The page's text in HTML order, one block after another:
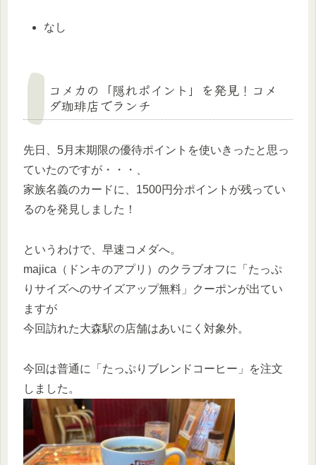
なし
コメカの「隠れポイント」を発見！コメ
ダ珈琲店でランチ
先日、5月末期限の優待ポイントを使いきったと思っ
ていたのですが・・・、
家族名義のカードに、1500円分ポイントが残ってい
るのを発見しました！
というわけで、早速コメダへ。
majica（ドンキのアプリ）のクラブオフに「たっぷ
りサイズへのサイズアップ無料」クーポンが出てい
ますが
今回訪れた大森駅の店舗はあいにく対象外。
今回は普通に「たっぷりブレンドコーヒー」を注文
しました。